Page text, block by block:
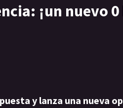
¡un nuevo
y lanza una nueva